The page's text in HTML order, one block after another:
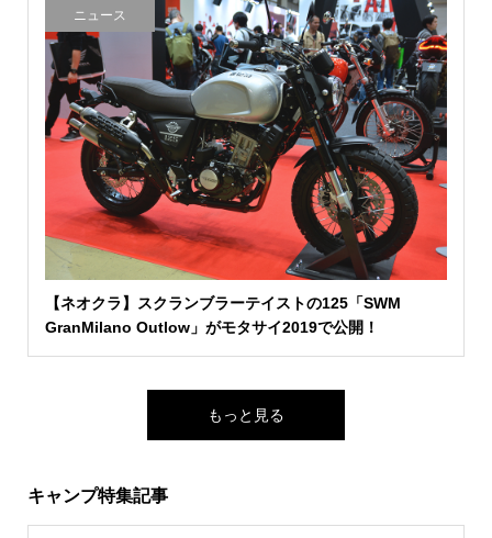
ニュース
【ネオクラ】スクランブラーテイストの125「SWM
GranMilano Outlow」がモタサイ2019で公開！
もっと見る
キャンプ特集記事